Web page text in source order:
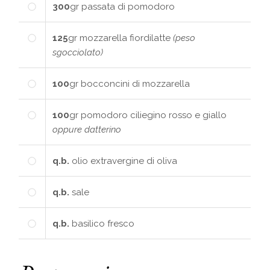
300gr passata di pomodoro
125gr mozzarella fiordilatte(peso
sgocciolato)
100gr bocconcini di mozzarella
100gr pomodoro ciliegino rosso e giallo
oppure datterino
q.b. olio extravergine di oliva
q.b. sale
q.b. basilico fresco